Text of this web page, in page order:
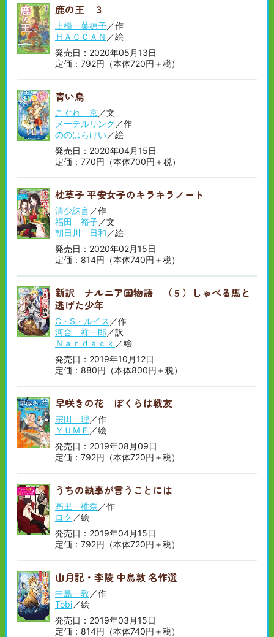
鹿の王 ３
上橋 菜穂子／作
ＨＡＣＣＡＮ ／絵
発売日：2020年05月13日
定価：792円（本体720円＋税）
青い鳥
こぐれ 京／文
メーテルリンク ／作
ののはらけい／絵
発売日：2020年04月15日
定価：770円（本体700円＋税）
枕草子 平安女子のキラキラノート
清少納言／作
福田 裕子／文
朝日川 日和 ／絵
発売日：2020年02月15日
定価：814円（本体740円＋税）
新訳 ナルニア国物語 （５）しゃべる馬と
逃げた少年
C・S・ルイス ／作
河合 祥一郎 ／訳
Ｎａｒｄａｃｋ ／絵
発売日：2019年10月12日
定価：880円（本体800円＋税）
早咲きの花 ぼくらは戦友
宗田 理 ／作
ＹＵＭＥ ／絵
発売日：2019年08月09日
定価：792円（本体720円＋税）
うちの執事が言うことには
高里 椎奈 ／作
ロク ／絵
発売日：2019年04月15日
定価：792円（本体720円＋税）
山月記・李陵 中島敦 名作選
中島 敦 ／作
Tobi／絵
発売日：2019年03月15日
定価：814円（本体740円＋税）